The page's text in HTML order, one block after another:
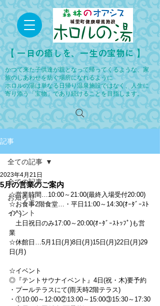
​【 一日の癒しを、一生の宝物に 】
かつて来た子供達が親となって帰ってくるような、家
族のしあわせを紡ぐ場所になれるように
ホロルの湯は単なる日帰り温泉施設ではなく、人生に
寄り添う「宝物」であり続けることを目指します。
記事
全ての記事
お知らせ
イベント
全ての記事
5月の営業のご案内
2023年4月21日
☆営業時間…10:00～21:00(最終入場受付20:00)
☆お食事2階食堂…・平日11:00～14:30(ｵｰﾀﾞｰｽﾄ
ｯﾌﾟ)
土日祝日のみ17:00～20:00(ｵｰﾀﾞｰｽﾄｯﾌﾟ)も営
業
☆休館日…5月1日(月)8日(月)15日(月)22日(月)29
日(月)
☆イベント
◎『テントサウナイベント』4日(祝・木)要予約
・プールテラスにて(雨天時2階テラス)
・①10:00～12:00②13:00～15:00③15:30～17:30